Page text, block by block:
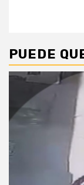
PUEDE